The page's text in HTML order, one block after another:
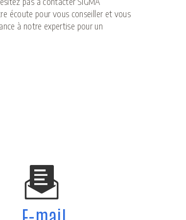
écoute pour vous conseiller et vous
à notre expertise pour un